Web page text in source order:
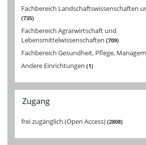
Fachbereich Landschaftswissenschaften
735
Fachbereich Agrarwirtschaft und
Lebensmittelwissenschaften 709
Fachbereich Gesundheit, Pflege,
Andere Einrichtungen 1
Zugang
frei zugänglich (Open Access) 2808